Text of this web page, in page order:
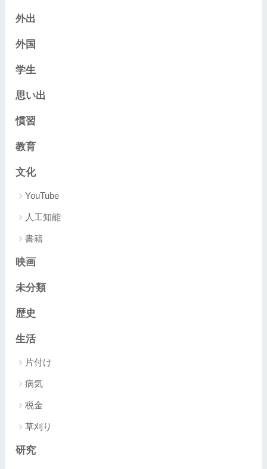
外出
外国
学生
思い出
慣習
教育
文化
YouTube
人工知能
書籍
映画
未分類
歴史
生活
片付け
病気
税金
草刈り
研究